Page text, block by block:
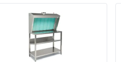
W magazynie
zł